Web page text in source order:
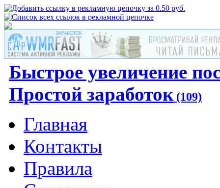
Быстрое увеличение
Простой заработок(109)
Главная
Контакты
Правила